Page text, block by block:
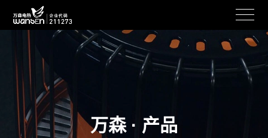
万森 · 产品